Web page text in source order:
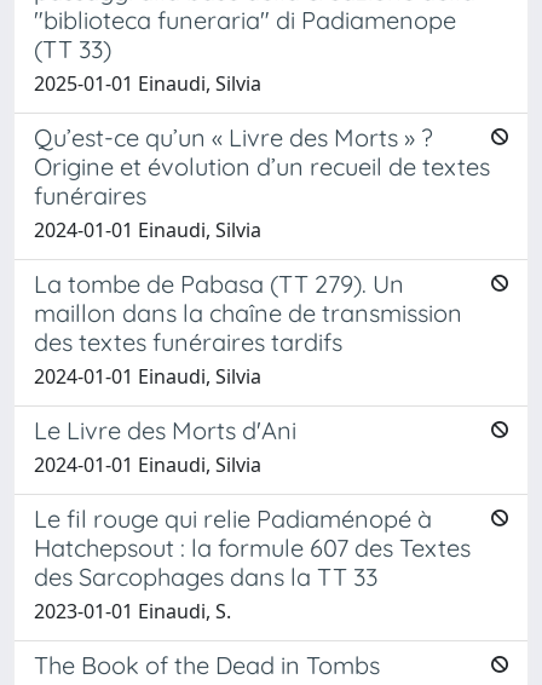
"biblioteca funeraria" di Padiamenope
(TT 33)
2025-01-01 Einaudi, Silvia
Qu’est-ce qu’un « Livre des Morts » ?
Origine et évolution d’un recueil de textes
funéraires
2024-01-01 Einaudi, Silvia
La tombe de Pabasa (TT 279). Un
maillon dans la chaîne de transmission
des textes funéraires tardifs
2024-01-01 Einaudi, Silvia
Le Livre des Morts d'Ani
2024-01-01 Einaudi, Silvia
Le fil rouge qui relie Padiaménopé à
Hatchepsout : la formule 607 des Textes
des Sarcophages dans la TT 33
2023-01-01 Einaudi, S.
The Book of the Dead in Tombs